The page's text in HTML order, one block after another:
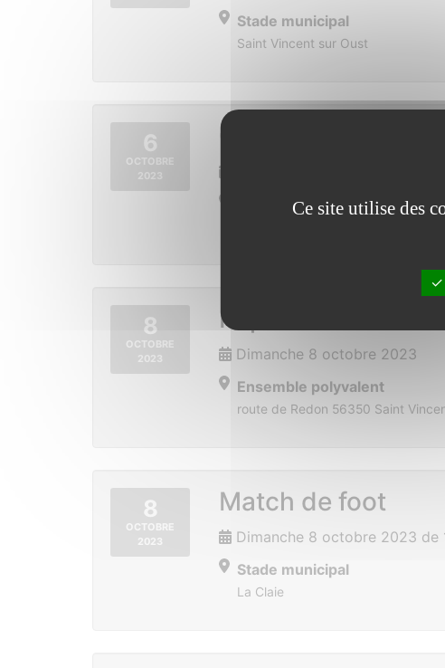
Stade municipal
Saint Vincent sur Oust
6 Conférence sur le
8
OCTOBRE
2023
Repas du CCAS
Dimanche 8 octobre 2023
Ensemble polyvalent
route de Redon 56350 Saint
8
OCTOBRE
2023
Match de foot
Dimanche 8 octobre 2023 de
Stade municipal
La Claie
Ce site utilise des